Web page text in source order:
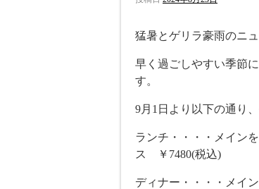
猛暑とゲリラ豪雨のニ
早く過ごしやすい季節
す。
9月1日より以下の通り
ランチ・・・・メイン
ス ￥7480(税込)
ディナー・・・・メイ